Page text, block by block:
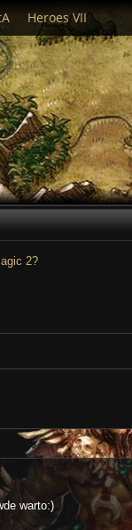
2?
warto:)
Heroes VII